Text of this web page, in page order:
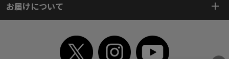
お届けについて